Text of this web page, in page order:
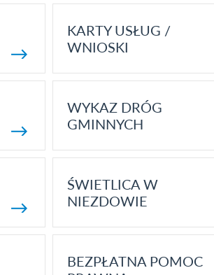
KARTY USŁUG /
WNIOSKI
WYKAZ DRÓG
GMINNYCH
ŚWIETLICA W
NIEZDOWIE
BEZPŁATNA POMOC